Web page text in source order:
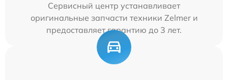
Сервисный центр устанавливает
оригинальные запчасти техники Zelmer и
предоставляет гарантию до 3 лет.